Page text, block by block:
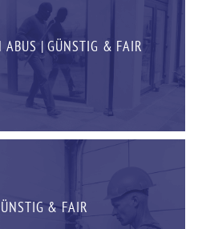
ABUS | GÜNSTIG & FAIR
& FAIR